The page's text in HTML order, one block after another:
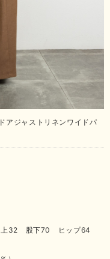
アジャストリネンワイドパ
上32 股下70 ヒップ64